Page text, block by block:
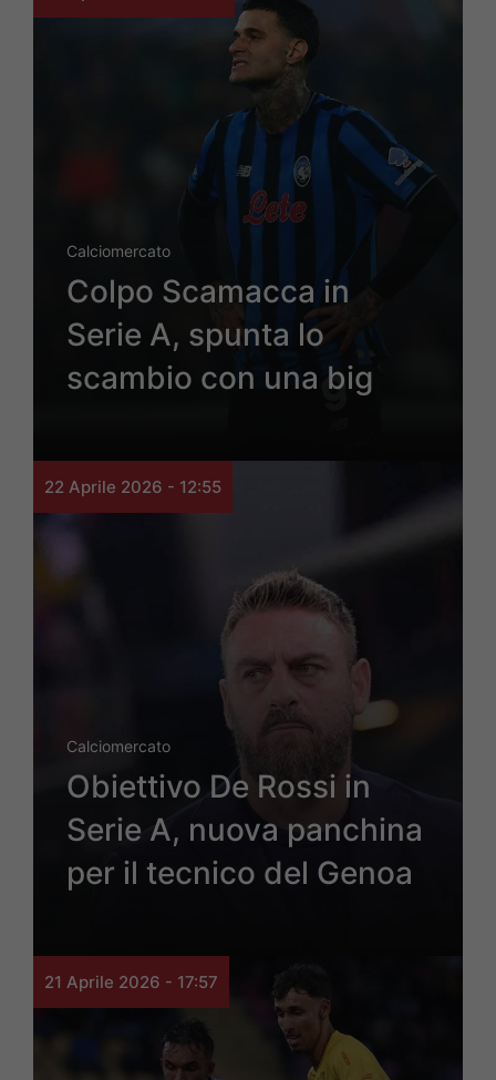
Calciomercato
Colpo Scamacca in
Serie A, spunta lo
scambio con una big
22 Aprile 2026 - 12:55
Calciomercato
Obiettivo De Rossi in
Serie A, nuova panchina
per il tecnico del Genoa
21 Aprile 2026 - 17:57